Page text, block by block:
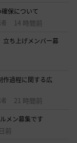
保について
14 時間前
ち上げメンバー募
作過程に関する広
21 時間前
メン募集です
前